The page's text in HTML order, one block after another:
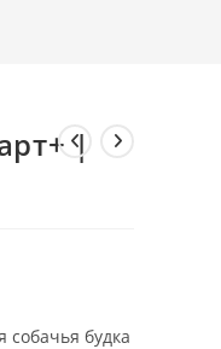
веб-
|
будка